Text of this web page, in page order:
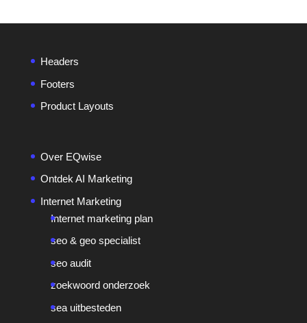
Headers
Footers
Product Layouts
Over EQwise
Ontdek AI Marketing
Internet Marketing
Internet marketing plan
seo & geo specialist
seo audit
zoekwoord onderzoek
sea uitbesteden